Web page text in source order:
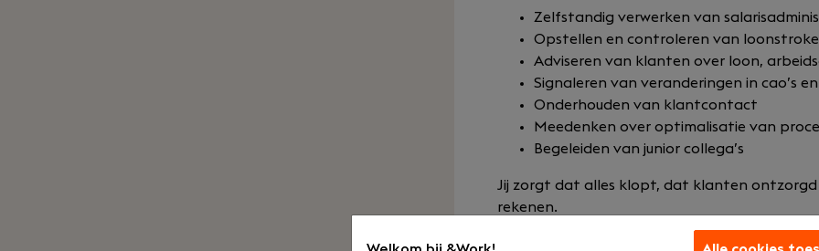
Zelfstandig verwerken van
Opstellen en controleren van
Adviseren van klanten over loon,
Signaleren van veranderingen in cao’s
Onderhouden van klantcontact
Meedenken over optimalisatie van
Begeleiden van junior collega’s
Jij zorgt dat alles klopt, dat klanten
rekenen.